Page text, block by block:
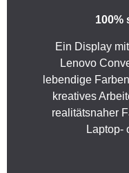
100%
Ein Display
Lenovo
lebendige
kreatives
realitätsnaher
Laptop-